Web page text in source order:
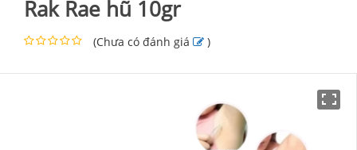
Rak Rae hũ 10gr
(Chưa có đánh giá )